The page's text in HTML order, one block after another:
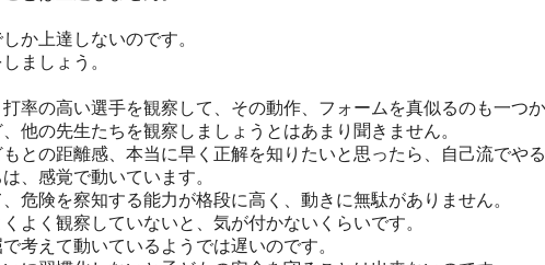
か上達しないのです。
ましょう。
率の高い選手を観察して、その動作、フォームを真似るのも一つか
他の先生たちを観察しましょうとはあまり聞きません。
との距離感、本当に早く正解を知りたいと思ったら、自己流でや
、感覚で動いています。
危険を察知する能力が格段に高く、動きに無駄がありません。
よく観察していないと、気が付かないくらいです。
考えて動いているようでは遅いのです。